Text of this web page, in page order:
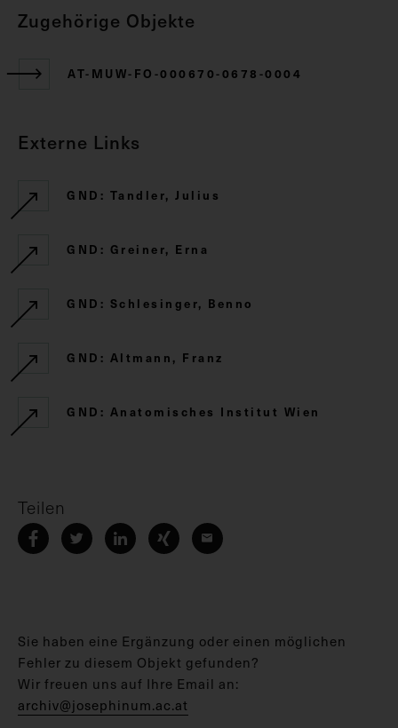
Zugehörige Objekte
AT-MUW-FO-000670-0678-0004
Externe Links
GND: Tandler, Julius
GND: Greiner, Erna
GND: Schlesinger, Benno
GND: Altmann, Franz
GND: Anatomisches Institut Wien
Teilen
Sie haben eine Ergänzung oder einen möglichen
Fehler zu diesem Objekt gefunden?
Wir freuen uns auf Ihre Email an:
archiv@josephinum.ac.at